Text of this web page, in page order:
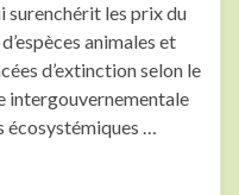
surenchérit les prix du
animales et
d’extinction selon le
intergouvernementale
écosystémiques …